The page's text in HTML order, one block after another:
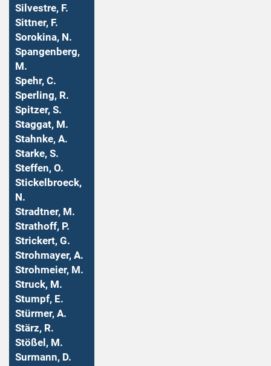
Silvestre, F.
Sittner, F.
Sorokina, N.
Spangenberg,
M.
Spehr, C.
Sperling, R.
Spitzer, S.
Staggat, M.
Stahnke, A.
Starke, S.
Steffen, O.
Stickelbroeck,
N.
Stradtner, M.
Strathoff, P.
Strickert, G.
Strohmayer, A.
Strohmeier, M.
Struck, M.
Stumpf, E.
Stürmer, A.
Stärz, R.
Stößel, M.
Surmann, D.